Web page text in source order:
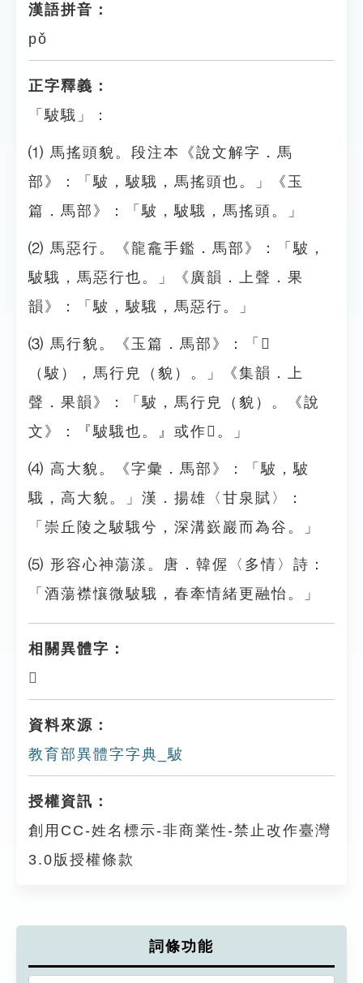
漢語拼音：
pǒ
正字釋義：
「駊騀」：
⑴ 馬搖頭貌。段注本《說文解字．馬
部》：「駊，駊騀，馬搖頭也。」《玉
篇．馬部》：「駊，駊騀，馬搖頭。」
⑵ 馬惡行。《龍龕手鑑．馬部》：「駊，
駊騀，馬惡行也。」《廣韻．上聲．果
韻》：「駊，駊騀，馬惡行。」
⑶ 馬行貌。《玉篇．馬部》：「𩢘
（駊），馬行皃（貌）。」《集韻．上
聲．果韻》：「駊，馬行皃（貌）。《說
文》：『駊騀也。』或作𩢘。」
⑷ 高大貌。《字彙．馬部》：「駊，駊
騀，高大貌。」漢．揚雄〈甘泉賦〉：
「崇丘陵之駊騀兮，深溝嶔巖而為谷。」
⑸ 形容心神蕩漾。唐．韓偓〈多情〉詩：
「酒蕩襟懹微駊騀，春牽情緒更融怡。」
相關異體字：
𩢘
資料來源：
教育部異體字字典_駊
授權資訊：
創用CC-姓名標示-非商業性-禁止改作臺灣
3.0版授權條款
詞條功能